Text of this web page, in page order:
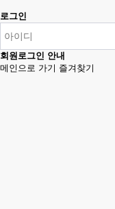
로그인
회원로그인 안내
메인으로 가기 즐겨찾기